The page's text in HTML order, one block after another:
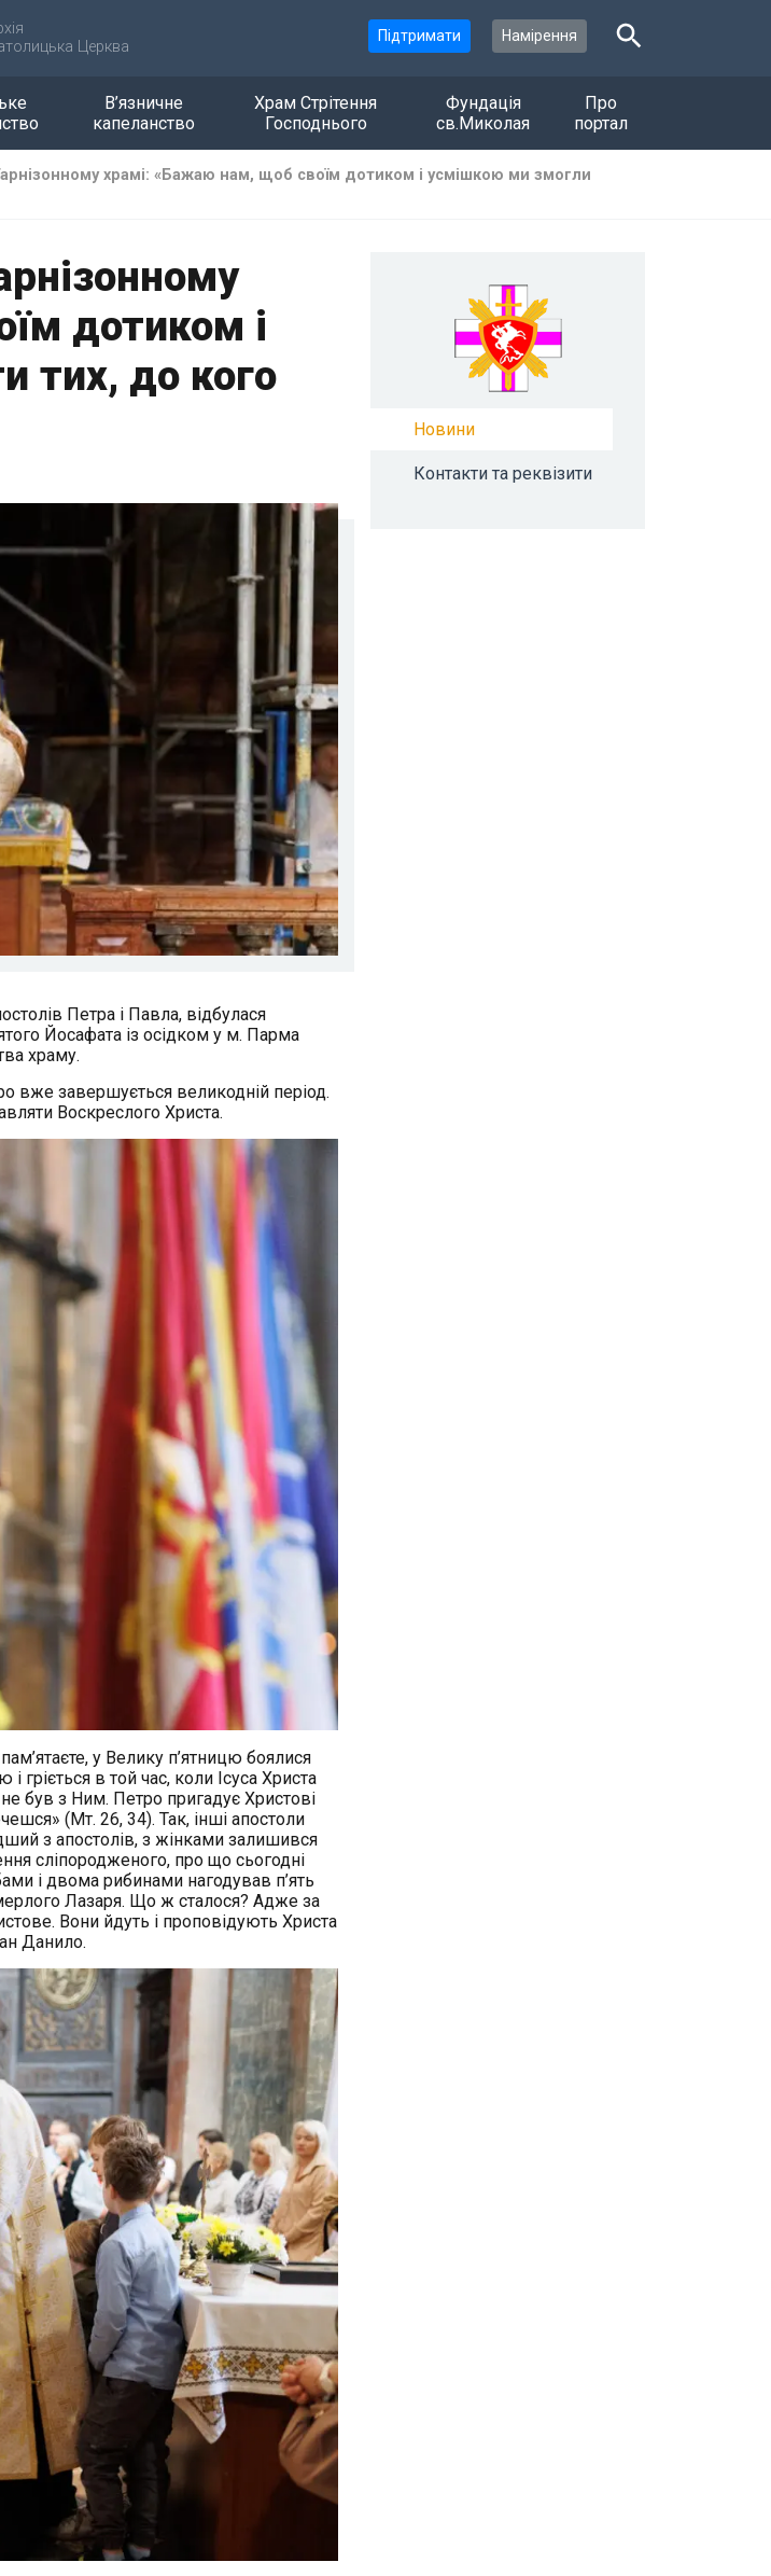
Церква
Підтримати Намірення
В’язничне
капеланство
Храм Стрітення
Господнього
Фундація
св.Миколая
Про
портал
храмі: «Бажаю нам, щоб своїм дотиком і усмішкою ми змогли
дотиком і
тих, до кого
Петра і Павла, відбулася
Йосафата із осідком у м. Парма
храму.
вже завершується великодній період.
Воскреслого Христа.
у Велику п’ятницю боялися
гріється в той час, коли Ісуса Христа
був з Ним. Петро пригадує Христові
(Мт. 26, 34). Так, інші апостоли
з апостолів, з жінками залишився
сліпородженого, про що сьогодні
і двома рибинами нагодував п’ять
Лазаря. Що ж сталося? Адже за
Вони йдуть і проповідують Христа
Данило.
Новини
Контакти та реквізити